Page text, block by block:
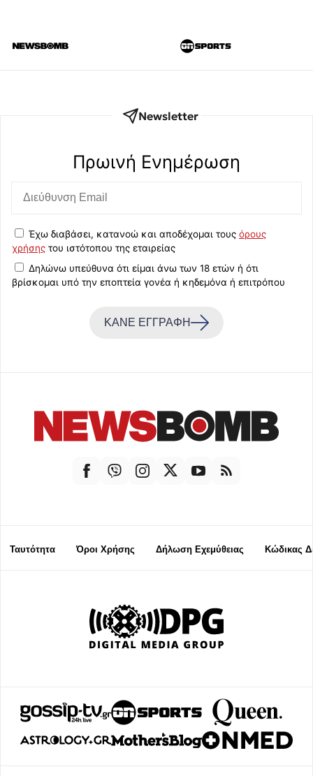
Newsletter
Πρωινή Eνημέρωση
Έχω διαβάσει, κατανοώ και αποδέχομαι τους όρους
χρήσης του ιστότοπου της εταιρείας
Δηλώνω υπεύθυνα ότι είμαι άνω των 18 ετών ή ότι
βρίσκομαι υπό την εποπτεία γονέα ή κηδεμόνα ή επιτρόπου
ΚΑΝΕ ΕΓΓΡΑΦΗ
Ταυτότητα Όροι Χρήσης Δήλωση Εχεμύθειας Κώδικας